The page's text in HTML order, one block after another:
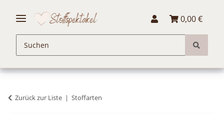
0,00 €
Zurück zur Liste Stoffarten